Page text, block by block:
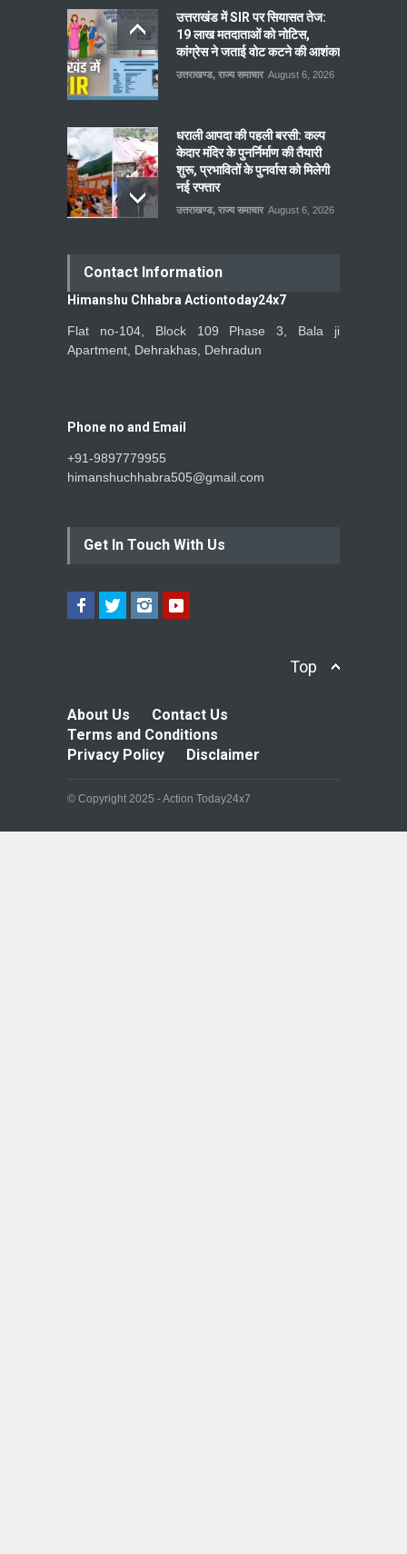
उत्तराखंड में SIR पर सियासत तेज:
19 लाख मतदाताओं को नोटिस,
कांग्रेस ने जताई वोट कटने की आशंका
उत्तराखण्ड, राज्य समाचार August 6, 2026
धराली आपदा की पहली बरसी: कल्प
केदार मंदिर के पुनर्निर्माण की तैयारी
शुरू, प्रभावितों के पुनर्वास को मिलेगी
नई रफ्तार
उत्तराखण्ड, राज्य समाचार August 6, 2026
Contact Information
Himanshu Chhabra Actiontoday24x7
Flat no-104, Block 109 Phase 3, Bala ji
Apartment, Dehrakhas, Dehradun
Phone no and Email
+91-9897779955
himanshuchhabra505@gmail.com
Get In Touch With Us
Top
About Us
Contact Us
Terms and Conditions
Privacy Policy
Disclaimer
© Copyright 2025 - Action Today24x7